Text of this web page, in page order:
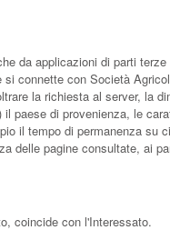
da applicazioni di parti
connette con Società
la richiesta al server, la
paese di provenienza, le
il tempo di permanenza su
delle pagine consultate, ai
coincide con l'Interessato.